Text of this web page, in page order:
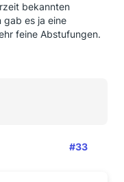
bekannten
gab es ja eine
feine Abstufungen.
#33